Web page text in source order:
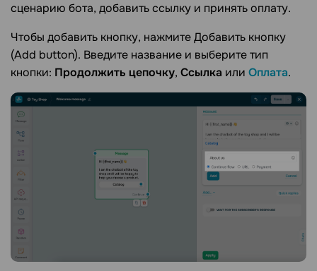
сценарию бота, добавить ссылку и принять оплату.
Чтобы добавить кнопку, нажмите Добавить кнопку
(Add button). Введите название и выберите тип
кнопки: Продолжить цепочку, Ссылка или Оплата.